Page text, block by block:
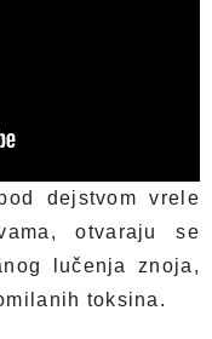
dejstvom vrele
otvaraju se
lučenja znoja,
toksina.